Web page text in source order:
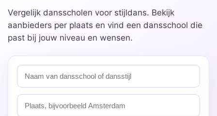
Vergelijk dansscholen voor stijldans. Bekijk
aanbieders per plaats en vind een dansschool die
past bij jouw niveau en wensen.